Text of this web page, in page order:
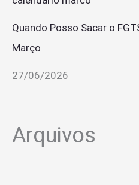
Quando Posso Sacar o
Março
27/06/2026
Arquivos